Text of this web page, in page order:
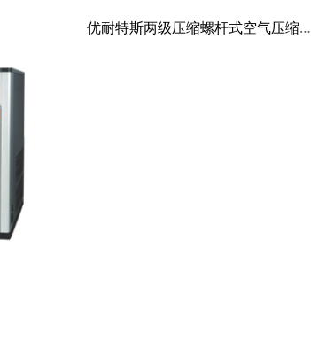
优耐特斯两级压缩螺杆式空气压缩机